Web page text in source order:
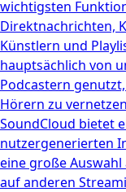
wichtigsten
Direktnachrichten,
Künstlern und
hauptsächlich von
Podcastern
Hörern zu
SoundCloud bietet
nutzergenerierten
eine große
auf anderen